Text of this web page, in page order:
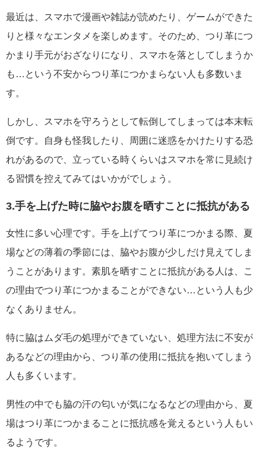
最近は、スマホで漫画や雑誌が読めたり、ゲームができた
りと様々なエンタメを楽しめます。そのため、つり革につ
かまり手元がおざなりになり、スマホを落としてしまうか
も…という不安からつり革につかまらない人も多数いま
す。
しかし、スマホを守ろうとして転倒してしまっては本末転
倒です。自身も怪我したり、周囲に迷惑をかけたりする恐
れがあるので、立っている時くらいはスマホを常に見続け
る習慣を控えてみてはいかがでしょう。
3.手を上げた時に脇やお腹を晒すことに抵抗がある
女性に多い心理です。手を上げてつり革につかまる際、夏
場などの薄着の季節には、脇やお腹が少しだけ見えてしま
うことがあります。素肌を晒すことに抵抗がある人は、こ
の理由でつり革につかまることができない…という人も少
なくありません。
特に脇はムダ毛の処理ができていない、処理方法に不安が
あるなどの理由から、つり革の使用に抵抗を抱いてしまう
人も多くいます。
男性の中でも脇の汗の匂いが気になるなどの理由から、夏
場はつり革につかまることに抵抗感を覚えるという人もい
るようです。